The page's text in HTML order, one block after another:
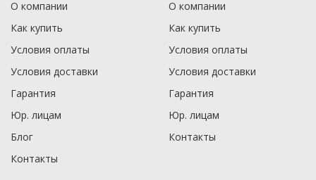
О компании
Как купить
Условия оплаты
Условия доставки
Гарантия
Юр. лицам​
Блог
Контакты
О компании
Как купить
Условия оплаты
Условия доставки
Гарантия
Юр. лицам​
Контакты